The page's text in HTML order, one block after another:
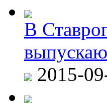
В
2015-